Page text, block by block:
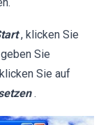
, klicken Sie
Sie
Sie auf
.